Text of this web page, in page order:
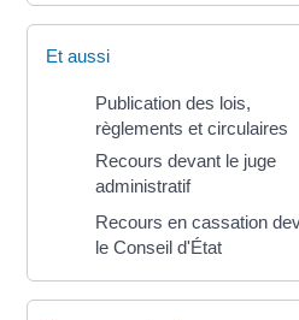
Et aussi
Publication des lois,
règlements et circulaires
Recours devant le juge
administratif
Recours en cassation
le Conseil d'État